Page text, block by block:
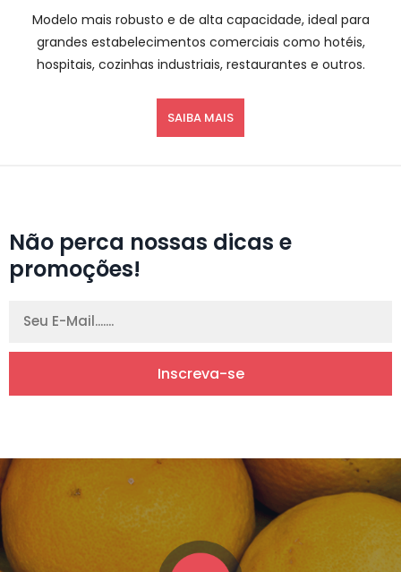
Modelo mais robusto e de alta capacidade, ideal para
grandes estabelecimentos comerciais como hotéis,
hospitais, cozinhas industriais, restaurantes e outros.
SAIBA MAIS
Não perca nossas dicas e
promoções!
Inscreva-se